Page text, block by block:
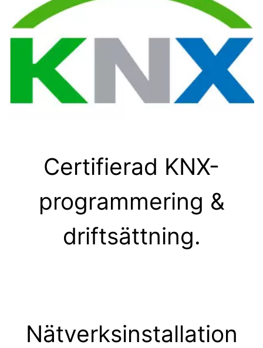
Certifierad KNX-
programmering &
driftsättning.
Nätverksinstallation